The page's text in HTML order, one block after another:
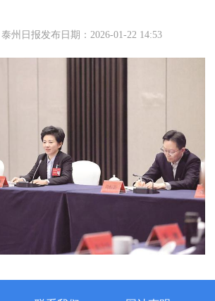
州日报发布日期：2026-01-22 14:53